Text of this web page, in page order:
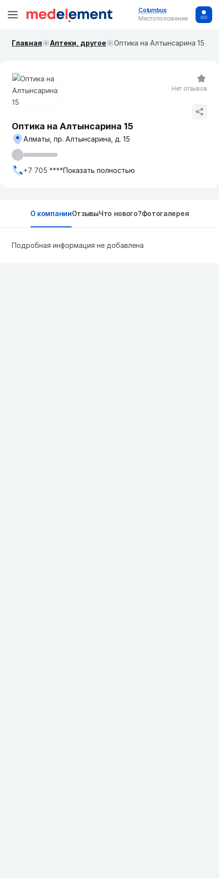
Columbus
Местоположение
Главная Аптеки, другое Оптика на Алтынсарина 15
Оптика на Алтынсарина 15
Алматы, пр. Алтынсарина, д. 15
+7 705 ****Показать полностью
Нет отзывов
О компанииОтзывыЧто нового?Фотогалерея
Подробная информация не добавлена